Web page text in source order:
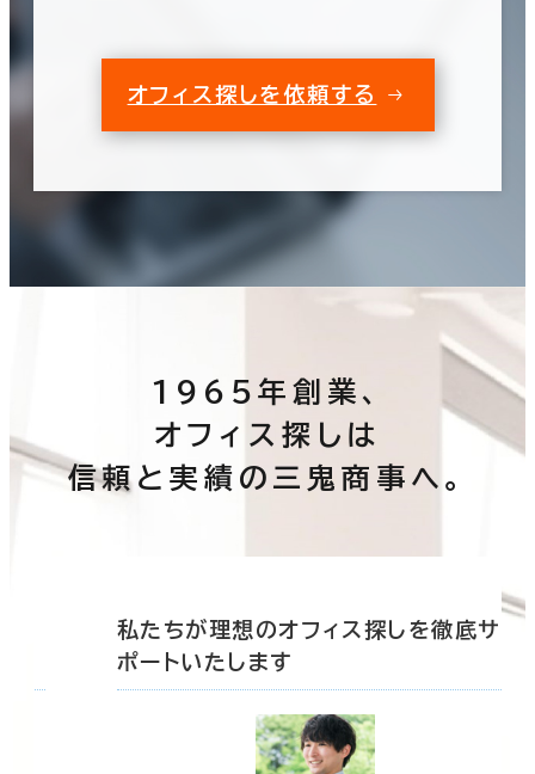
オフィス探しを依頼する
1965年創業、
オフィス探しは
信頼と実績の三鬼商事へ。
私たちが理想のオフィス探しを徹底サ
ポートいたします